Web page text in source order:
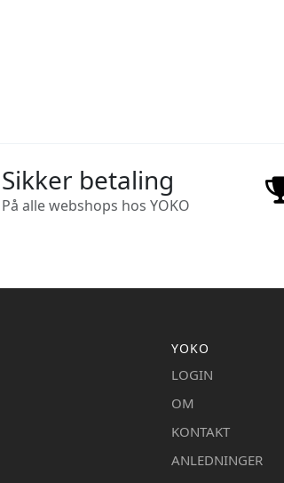
Sikker betaling
På alle webshops hos YOKO
YOKO
LOGIN
OM
KONTAKT
ANLEDNINGER